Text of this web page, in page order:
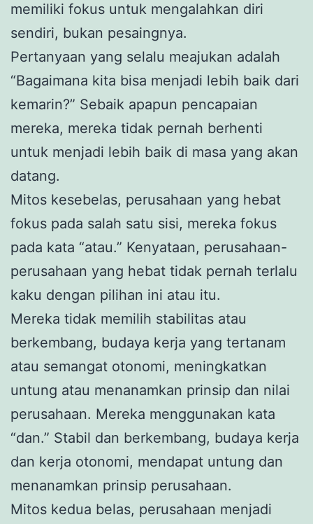
memiliki fokus untuk mengalahkan diri
sendiri, bukan pesaingnya.
Pertanyaan yang selalu meajukan adalah
“Bagaimana kita bisa menjadi lebih baik dari
kemarin?” Sebaik apapun pencapaian
mereka, mereka tidak pernah berhenti
untuk menjadi lebih baik di masa yang akan
datang.
Mitos kesebelas, perusahaan yang hebat
fokus pada salah satu sisi, mereka fokus
pada kata “atau.” Kenyataan, perusahaan-
perusahaan yang hebat tidak pernah terlalu
kaku dengan pilihan ini atau itu.
Mereka tidak memilih stabilitas atau
berkembang, budaya kerja yang tertanam
atau semangat otonomi, meningkatkan
untung atau menanamkan prinsip dan nilai
perusahaan. Mereka menggunakan kata
“dan.” Stabil dan berkembang, budaya kerja
dan kerja otonomi, mendapat untung dan
menanamkan prinsip perusahaan.
Mitos kedua belas, perusahaan menjadi